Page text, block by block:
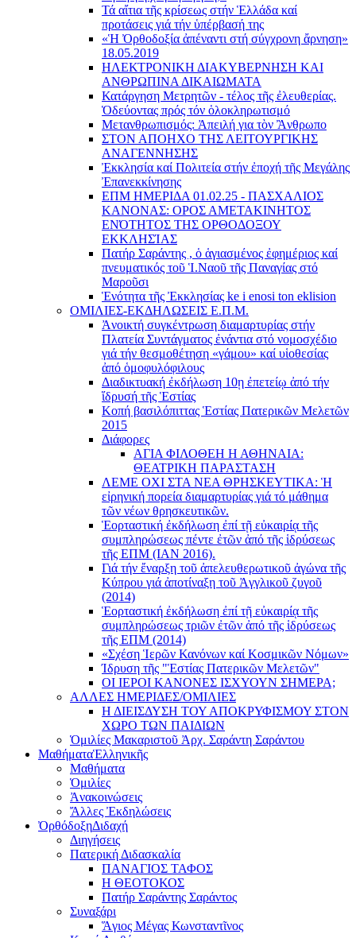
Τά αἴτια τῆς κρίσεως στήν Ἑλλάδα καί
προτάσεις γιά τήν ὑπέρβασή της
«Ἡ Ὀρθοδοξία ἀπέναντι στή σύγχρονη ἄρνηση»
18.05.2019
ΗΛΕΚΤΡΟΝΙΚΗ ΔΙΑΚΥΒΕΡΝΗΣΗ ΚΑΙ
ΑΝΘΡΩΠΙΝΑ ΔΙΚΑΙΩΜΑΤΑ
Κατάργηση Μετρητῶν - τέλος τῆς ἐλευθερίας.
Ὁδεύοντας πρός τόν ὁλοκληρωτισμό
Μετανθρωπισμός: Ἀπειλή για τὸν Ἂνθρωπο
ΣΤΟΝ ΑΠΟΗΧΟ ΤΗΣ ΛΕΙΤΟΥΡΓΙΚΗΣ
ΑΝΑΓΕΝΝΗΣΗΣ
Ἐκκλησία καί Πολιτεία στήν ἐποχή τῆς Μεγάλης
Ἐπανεκκίνησης
ΕΠΜ ΗΜΕΡΙΔΑ 01.02.25 - ΠΑΣΧΑΛΙΟΣ
ΚΑΝΟΝΑΣ: ΟΡΟΣ ΑΜΕΤΑΚΙΝΗΤΟΣ
ΕΝΌΤΗΤΟΣ ΤΗΣ ΟΡΘΟΔΟΞΟΥ
ΕΚΚΛΗΣΊΑΣ
Πατήρ Σαράντης , ὁ ἁγιασμένος ἐφημέριος καί
πνευματικός τοῦ Ἱ.Ναοῦ τῆς Παναγίας στό
Μαροῦσι
Ἑνότητα τῆς Ἐκκλησίας ke i enosi ton eklision
ΟΜΙΛΙΕΣ-ΕΚΔΗΛΩΣΕΙΣ Ε.Π.Μ.
Ἀνοικτή συγκέντρωση διαμαρτυρίας στήν
Πλατεία Συντάγματος ἐνάντια στό νομοσχέδιο
γιά τήν θεσμοθέτηση «γάμου» καί υἱοθεσίας
ἀπό ὁμοφυλόφιλους
Διαδικτυακή ἐκδήλωση 10ῃ ἐπετείῳ ἀπό τήν
ἵδρυσή τῆς Ἑστίας
Κοπή βασιλόπιττας Ἑστίας Πατερικῶν Μελετῶν
2015
Διάφορες
ΑΓΙΑ ΦΙΛΟΘΕΗ Η ΑΘΗΝΑΙΑ:
ΘΕΑΤΡΙΚΗ ΠΑΡΑΣΤΑΣΗ
ΛΕΜΕ ΟΧΙ ΣΤΑ ΝΕΑ ΘΡΗΣΚΕΥΤΙΚΑ: Ἡ
εἰρηνική πορεία διαμαρτυρίας γιά τό μάθημα
τῶν νέων θρησκευτικῶν.
Ἑορταστική ἐκδήλωση ἐπί τῇ εὐκαιρίᾳ τῆς
συμπληρώσεως πέντε ἐτῶν ἀπό τῆς ἱδρύσεως
τῆς ΕΠΜ (ΙΑΝ 2016).
Γιά τήν ἔναρξη τοῦ ἀπελευθερωτικοῦ ἀγώνα τῆς
Κύπρου γιά ἀποτίναξη τοῦ Ἀγγλικοῦ ζυγοῦ
(2014)
Ἑορταστική ἐκδήλωση ἐπί τῇ εὐκαιρίᾳ τῆς
συμπληρώσεως τριῶν ἐτῶν ἀπό τῆς ἱδρύσεως
τῆς ΕΠΜ (2014)
«Σχέση Ἱερῶν Κανόνων καί Κοσμικῶν Νόμων»
Ίδρυση τῆς "Ἑστίας Πατερικῶν Μελετῶν"
ΟΙ ΙΕΡΟΙ ΚΑΝΟΝΕΣ ΙΣΧΥΟΥΝ ΣΗΜΕΡΑ;
ΑΛΛΕΣ ΗΜΕΡΙΔΕΣ/ΟΜΙΛΙΕΣ
Η ΔΙΕΙΣΔΥΣΗ ΤΟΥ ΑΠΟΚΡΥΦΙΣΜΟΥ ΣΤΟΝ
ΧΩΡΟ ΤΩΝ ΠΑΙΔΙΩΝ
Ὁμιλίες Μακαριστοῦ Ἀρχ. Σαράντη Σαράντου
ΜαθήματαἙλληνικῆς
Μαθήματα
Ὁμιλίες
Ἀνακοινώσεις
Ἄλλες Ἐκδηλώσεις
ὈρθόδοξηΔιδαχή
Διηγήσεις
Πατερική Διδασκαλία
ΠΑΝΑΓΙΟΣ ΤΑΦΟΣ
Η ΘΕΟΤΟΚΟΣ
Πατήρ Σαράντης Σαράντος
Συναξάρι
Ἅγιος Μέγας Κωνσταντῖνος